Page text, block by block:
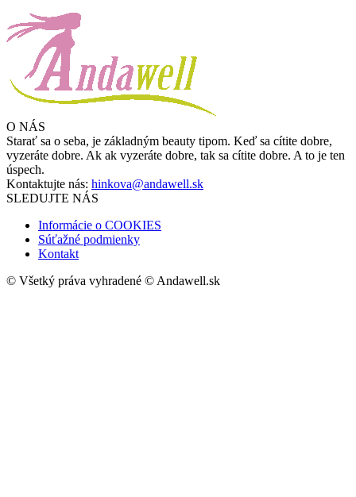
O NÁS
Starať sa o seba, je základným beauty tipom. Keď sa cítite dobre,
vyzeráte dobre. Ak ak vyzeráte dobre, tak sa cítite dobre. A to je ten
úspech.
Kontaktujte nás: hinkova@andawell.sk
SLEDUJTE NÁS
Informácie o COOKIES
Súťažné podmienky
Kontakt
© Všetký práva vyhradené © Andawell.sk